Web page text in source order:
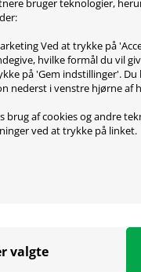
Ved at trykke på
hvilke formål du vil
på 'Gem indstillinger'.
nederst i venstre hjørne af
brug af cookies og andre
ved at trykke på linket.
til kølere,
sagt til dem som kun
Noctua
L.N.A.: 1200 RPM +/-